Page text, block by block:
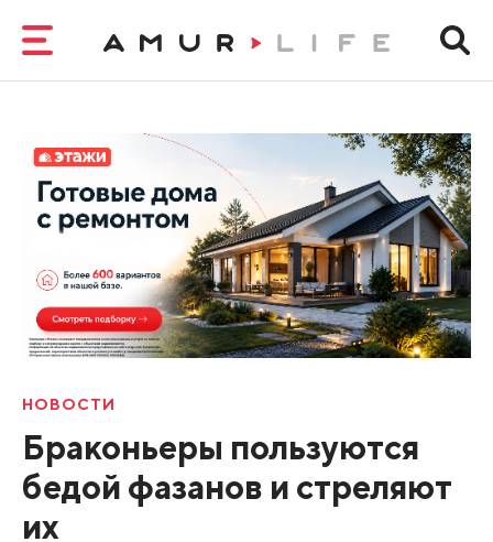
НОВОСТИ
Браконьеры пользуются
бедой фазанов и стреляют
их